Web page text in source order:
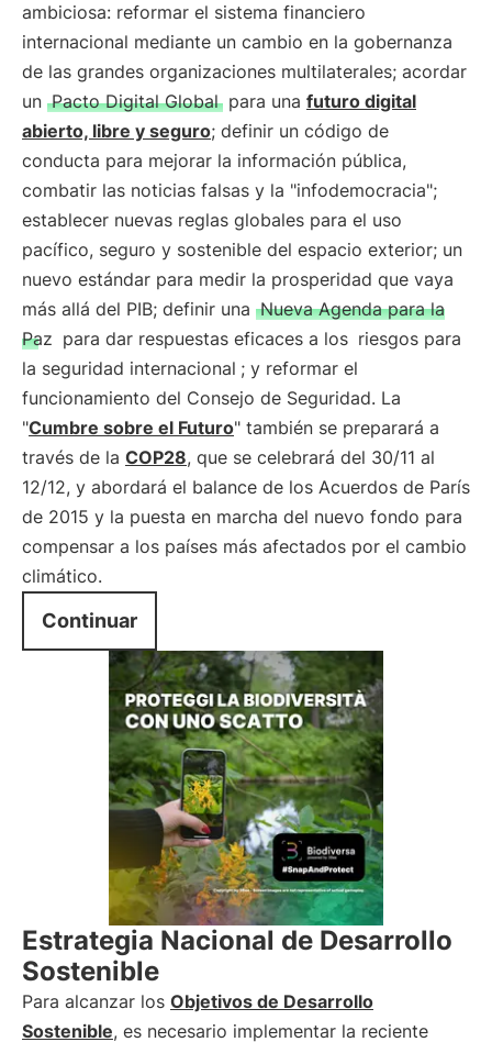
ambiciosa: reformar el sistema financiero
internacional mediante un cambio en la gobernanza
de las grandes organizaciones multilaterales; acordar
un Pacto Digital Global para una futuro digital
abierto, libre y seguro; definir un código de
conducta para mejorar la información pública,
combatir las noticias falsas y la "infodemocracia";
establecer nuevas reglas globales para el uso
pacífico, seguro y sostenible del espacio exterior; un
nuevo estándar para medir la prosperidad que vaya
más allá del PIB; definir una Nueva Agenda para la
Paz para dar respuestas eficaces a los riesgos para
la seguridad internacional ; y reformar el
funcionamiento del Consejo de Seguridad. La
"Cumbre sobre el Futuro" también se preparará a
través de la COP28, que se celebrará del 30/11 al
12/12, y abordará el balance de los Acuerdos de París
de 2015 y la puesta en marcha del nuevo fondo para
compensar a los países más afectados por el cambio
climático.
Continuar
Estrategia Nacional de Desarrollo
Sostenible
Para alcanzar los Objetivos de Desarrollo
Sostenible, es necesario implementar la reciente